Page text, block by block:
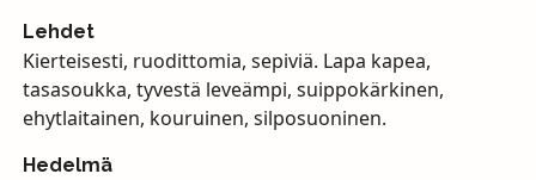
Lehdet
Kierteisesti, ruodittomia, sepiviä. Lapa kapea,
tasasoukka, tyvestä leveämpi, suippokärkinen,
ehytlaitainen, kouruinen, silposuoninen.
Hedelmä